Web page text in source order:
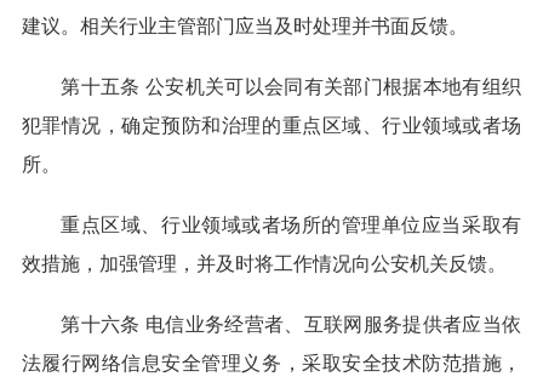
建议。相关行业主管部门应当及时处理并书面反馈。
第十五条 公安机关可以会同有关部门根据本地有组织
犯罪情况，确定预防和治理的重点区域、行业领域或者场
所。
重点区域、行业领域或者场所的管理单位应当采取有
效措施，加强管理，并及时将工作情况向公安机关反馈。
第十六条 电信业务经营者、互联网服务提供者应当依
法履行网络信息安全管理义务，采取安全技术防范措施，